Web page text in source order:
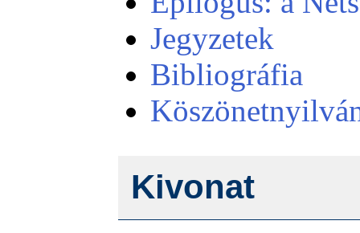
Jegyzetek
Bibliográfia
Kivonat